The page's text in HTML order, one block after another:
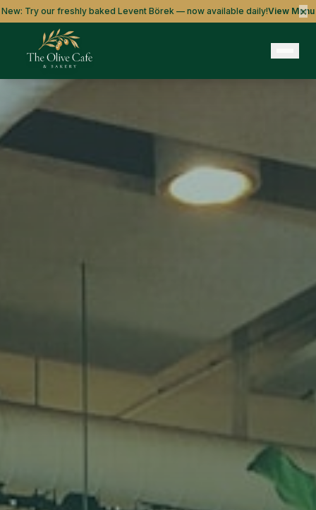
New: Try our freshly baked Levent Börek — now available daily!View Menu
×